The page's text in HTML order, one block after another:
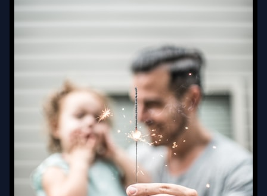
🔥 🙏🏻 👍
👎 👌 💩
😀 😞
🤦‍ ❤️ 🚀
💪 🤣
УДАЛИТЬ ОТРЕДАКТИРОВАТЬ